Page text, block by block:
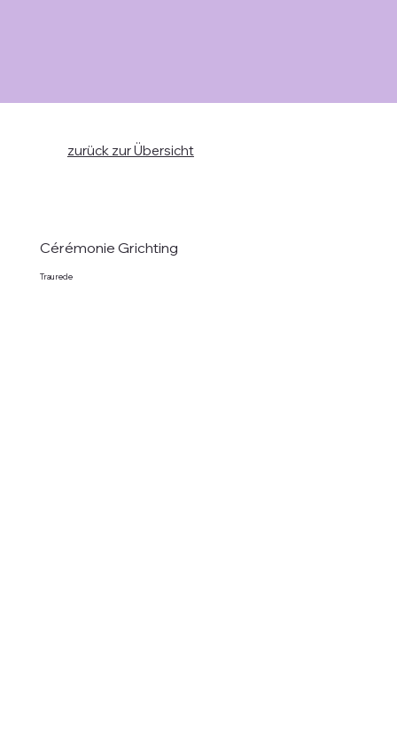
zurück zur Übersicht
Cérémonie Grichting
Traurede